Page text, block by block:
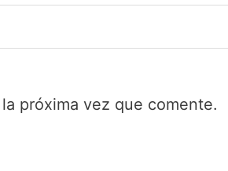
próxima vez que comente.